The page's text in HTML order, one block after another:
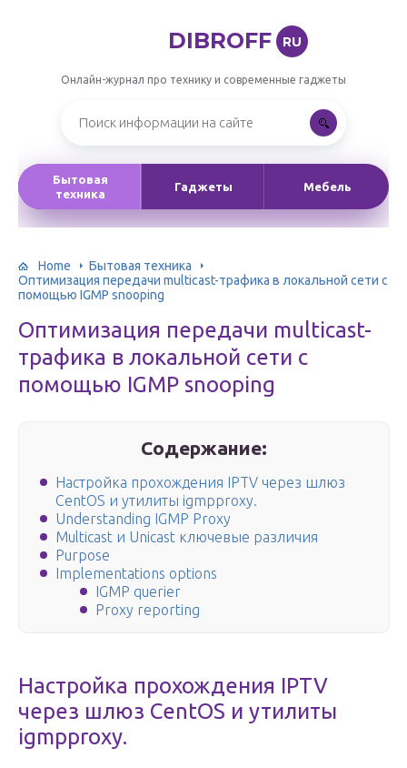
DIBROFF RU
Онлайн-журнал про технику и современные гаджеты
Бытовая
техника
Гаджеты Мебель
Home
Бытовая техника
Оптимизация передачи multicast-трафика в локальной сети с
помощью IGMP snooping
Оптимизация передачи multicast-
трафика в локальной сети с
помощью IGMP snooping
Содержание:
Настройка прохождения IPTV через шлюз
CentOS и утилиты igmpproxy.
Understanding IGMP Proxy
Multicast и Unicast ключевые различия
Purpose
Implementations options
IGMP querier
Proxy reporting
Настройка прохождения IPTV
через шлюз CentOS и утилиты
igmpproxy.